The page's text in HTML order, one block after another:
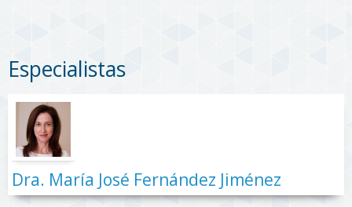
Especialistas
Dra. María José Fernández Jiménez